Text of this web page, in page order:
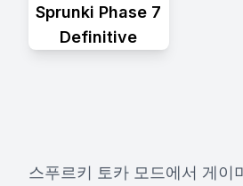
Sprunki Phase 7
Definitive
스푸르키 토카 모드에서 게이